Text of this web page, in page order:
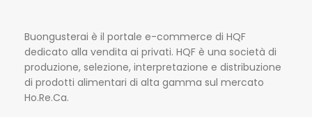
Buongusterai è il portale e-commerce di HQF
dedicato alla vendita ai privati. HQF è una società di
produzione, selezione, interpretazione e distribuzione
di prodotti alimentari di alta gamma sul mercato
Ho.Re.Ca.